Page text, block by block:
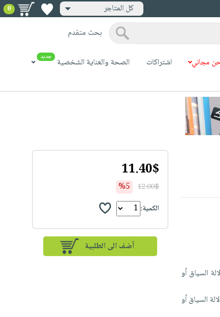
كل المتاجر 0
بحث متقدم
مجاني اشتراكات الصحة والعناية الشخصية جديد
السياق أو
السياق أو
11.40$
12.00$
%5
الكمية:
أضف الى الطلبية